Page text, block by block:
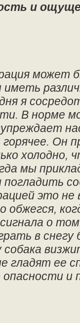
и
может
иметь
я
В норме
горячее. Он
холодно,
мы
это не
обжегся,
о
в снегу
гладят ее
и